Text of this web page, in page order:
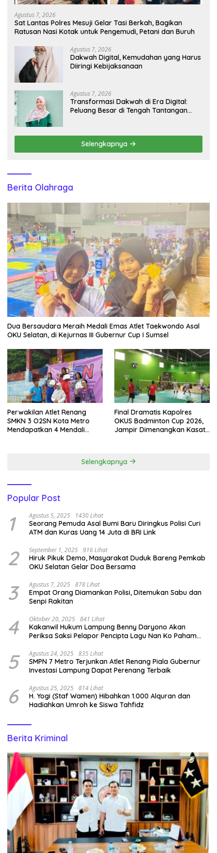
Agustus 7, 2026
Sat Lantas Polres Mesuji Gelar Tasi Berkah, Bagikan
Ratusan Nasi Kotak untuk Pengemudi, Petani dan Buruh
Agustus 7, 2026
Dakwah Digital, Kemudahan yang Harus
Diiringi Kebijaksanaan
Agustus 7, 2026
Transformasi Dakwah di Era Digital:
Peluang Besar di Tengah Tantangan
Selengkapnya
Berita Olahraga
Dua Bersaudara Meraih Medali Emas Atlet Taekwondo Asal
OKU Selatan, di Kejurnas III Gubernur Cup I Sumsel
Perwakilan Atlet Renang
SMKN 3 O2SN Kota Metro
Mendapatkan 4 Mendali
Final Dramatis Kapolres
OKUS Badminton Cup 2026,
Jampir Dimenangkan Kasat
Selengkapnya
Popular Post
1 Agustus 5, 2025 1430 Lihat
Seorang Pemuda Asal Bumi Baru Diringkus Polisi Curi
ATM dan Kuras Uang 14 Juta di BRI Link
2 September 1, 2025 916 Lihat
Hiruk Pikuk Demo, Masyarakat Duduk Bareng Pemkab
OKU Selatan Gelar Doa Bersama
3 Agustus 7, 2025 878 Lihat
Empat Orang Diamankan Polisi, Ditemukan Sabu dan
Senpi Rakitan
4 Oktober 20, 2025 841 Lihat
Kakanwil Hukum Lampung Benny Daryono Akan
Periksa Saksi Pelapor Pencipta Lagu Nan Ko Paham
5 Agustus 24, 2025 835 Lihat
SMPN 7 Metro Terjunkan Atlet Renang Piala Gubernur
Investasi Lampung Dapat Perenang Terbaik
6 Agustus 25, 2025 814 Lihat
H. Yogi (Staf Wamen) Hibahkan 1.000 Alquran dan
Hadiahkan Umroh ke Siswa Tahfidz
Berita Kriminal